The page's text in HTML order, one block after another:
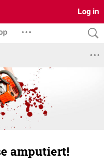
Log in
amputiert!